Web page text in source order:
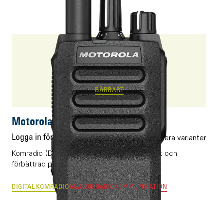
R2
BÄRBART
Motorola R2
Logga in för pris Flera varianter
Komradio (DMR) med beprövad funktionalitet och
förbättrad prestanda i ny kostym.
DIGITAL KOMRADIOANALOG RADIOKOMMUNIKATION